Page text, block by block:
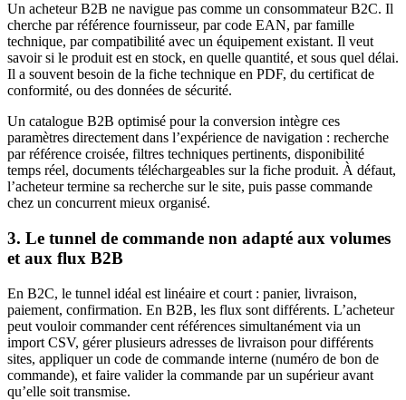
Un acheteur B2B ne navigue pas comme un consommateur B2C. Il
cherche par référence fournisseur, par code EAN, par famille
technique, par compatibilité avec un équipement existant. Il veut
savoir si le produit est en stock, en quelle quantité, et sous quel délai.
Il a souvent besoin de la fiche technique en PDF, du certificat de
conformité, ou des données de sécurité.
Un catalogue B2B optimisé pour la conversion intègre ces
paramètres directement dans l’expérience de navigation : recherche
par référence croisée, filtres techniques pertinents, disponibilité
temps réel, documents téléchargeables sur la fiche produit. À défaut,
l’acheteur termine sa recherche sur le site, puis passe commande
chez un concurrent mieux organisé.
3. Le tunnel de commande non adapté aux volumes
et aux flux B2B
En B2C, le tunnel idéal est linéaire et court : panier, livraison,
paiement, confirmation. En B2B, les flux sont différents. L’acheteur
peut vouloir commander cent références simultanément via un
import CSV, gérer plusieurs adresses de livraison pour différents
sites, appliquer un code de commande interne (numéro de bon de
commande), et faire valider la commande par un supérieur avant
qu’elle soit transmise.